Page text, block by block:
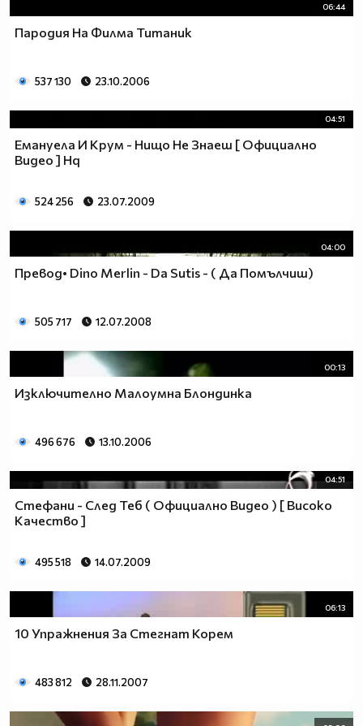
06:44
Пародия На Филма Титаник
537 130 23.10.2006
04:51
Емануела И Крум - Нищо Не Знаеш [ Официално
Видео ] Hq
524 256 23.07.2009
04:00
Превод• Dino Merlin - Da Sutis - ( Да Помълчиш)
505 717 12.07.2008
00:13
Изключително Малоумна Блондинка
496 676 13.10.2006
04:51
Стефани - След Теб ( Официално Видео ) [ Високо
Качество ]
495 518 14.07.2009
06:13
10 Упражнения За Стегнат Корем
483 812 28.11.2007